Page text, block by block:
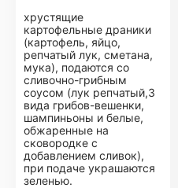
хрустящие
картофельные драники
(картофель, яйцо,
репчатый лук, сметана,
мука), подаются со
сливочно-грибным
соусом (лук репчатый,3
вида грибов-вешенки,
шампиньоны и белые,
обжаренные на
сковородке с
добавлением сливок),
при подаче украшаются
зеленью.